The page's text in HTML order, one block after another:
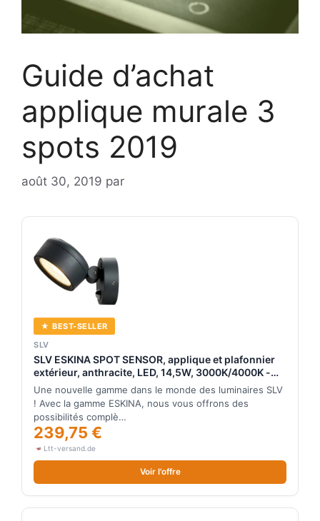
Guide d’achat
applique murale 3
spots 2019
août 30, 2019 par
★ BEST-SELLER
SLV
SLV ESKINA SPOT SENSOR, applique et plafonnier
extérieur, anthracite, LED, 14,5W, 3000K/4000K -
Lampes sur pied, murales et de plafond (extérieur)
Une nouvelle gamme dans le monde des luminaires SLV
! Avec la gamme ESKINA, nous vous offrons des
possibilités complè…
239,75 €
Ltt-versand.de
Voir l'offre